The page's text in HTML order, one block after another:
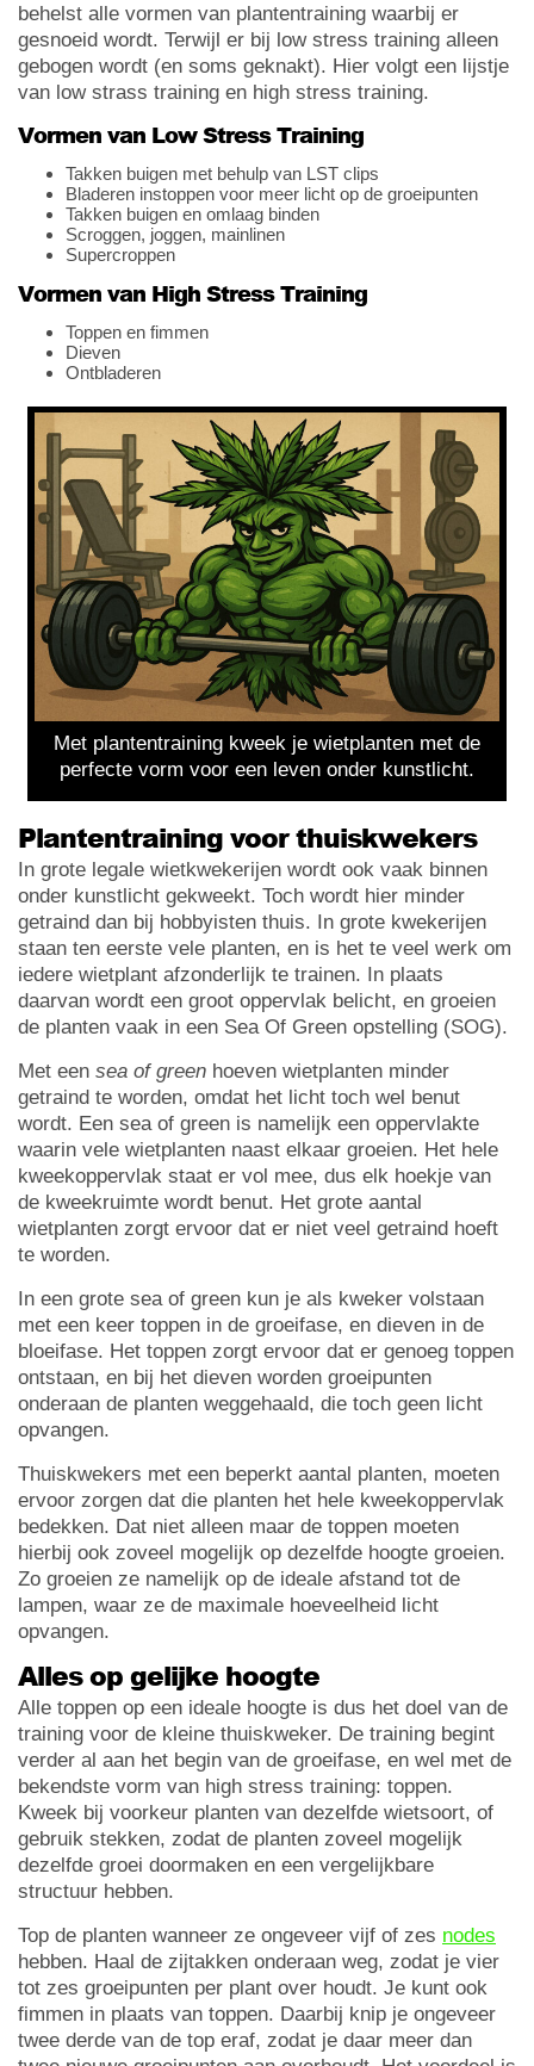
behelst alle vormen van plantentraining waarbij er
gesnoeid wordt. Terwijl er bij low stress training alleen
gebogen wordt (en soms geknakt). Hier volgt een lijstje
van low strass training en high stress training.
Vormen van Low Stress Training
Takken buigen met behulp van LST clips
Bladeren instoppen voor meer licht op de groeipunten
Takken buigen en omlaag binden
Scroggen, joggen, mainlinen
Supercroppen
Vormen van High Stress Training
Toppen en fimmen
Dieven
Ontbladeren
Met plantentraining kweek je wietplanten met de
perfecte vorm voor een leven onder kunstlicht.
Plantentraining voor thuiskwekers
In grote legale wietkwekerijen wordt ook vaak binnen
onder kunstlicht gekweekt. Toch wordt hier minder
getraind dan bij hobbyisten thuis. In grote kwekerijen
staan ten eerste vele planten, en is het te veel werk om
iedere wietplant afzonderlijk te trainen. In plaats
daarvan wordt een groot oppervlak belicht, en groeien
de planten vaak in een Sea Of Green opstelling (SOG).
Met een sea of green hoeven wietplanten minder
getraind te worden, omdat het licht toch wel benut
wordt. Een sea of green is namelijk een oppervlakte
waarin vele wietplanten naast elkaar groeien. Het hele
kweekoppervlak staat er vol mee, dus elk hoekje van
de kweekruimte wordt benut. Het grote aantal
wietplanten zorgt ervoor dat er niet veel getraind hoeft
te worden.
In een grote sea of green kun je als kweker volstaan
met een keer toppen in de groeifase, en dieven in de
bloeifase. Het toppen zorgt ervoor dat er genoeg toppen
ontstaan, en bij het dieven worden groeipunten
onderaan de planten weggehaald, die toch geen licht
opvangen.
Thuiskwekers met een beperkt aantal planten, moeten
ervoor zorgen dat die planten het hele kweekoppervlak
bedekken. Dat niet alleen maar de toppen moeten
hierbij ook zoveel mogelijk op dezelfde hoogte groeien.
Zo groeien ze namelijk op de ideale afstand tot de
lampen, waar ze de maximale hoeveelheid licht
opvangen.
Alles op gelijke hoogte
Alle toppen op een ideale hoogte is dus het doel van de
training voor de kleine thuiskweker. De training begint
verder al aan het begin van de groeifase, en wel met de
bekendste vorm van high stress training: toppen.
Kweek bij voorkeur planten van dezelfde wietsoort, of
gebruik stekken, zodat de planten zoveel mogelijk
dezelfde groei doormaken en een vergelijkbare
structuur hebben.
Top de planten wanneer ze ongeveer vijf of zes nodes
hebben. Haal de zijtakken onderaan weg, zodat je vier
tot zes groeipunten per plant over houdt. Je kunt ook
fimmen in plaats van toppen. Daarbij knip je ongeveer
twee derde van de top eraf, zodat je daar meer dan